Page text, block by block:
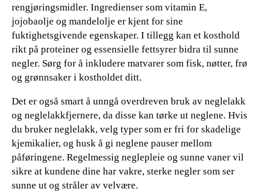
rengjøringsmidler. Ingredienser som vitamin E,
jojobaolje og mandelolje er kjent for sine
fuktighetsgivende egenskaper. I tillegg kan et kosthold
rikt på proteiner og essensielle fettsyrer bidra til sunne
negler. Sørg for å inkludere matvarer som fisk, nøtter, frø
og grønnsaker i kostholdet ditt.
Det er også smart å unngå overdreven bruk av neglelakk
og neglelakkfjernere, da disse kan tørke ut neglene. Hvis
du bruker neglelakk, velg typer som er fri for skadelige
kjemikalier, og husk å gi neglene pauser mellom
påføringene. Regelmessig neglepleie og sunne vaner vil
sikre at kundene dine har vakre, sterke negler som ser
sunne ut og stråler av velvære.